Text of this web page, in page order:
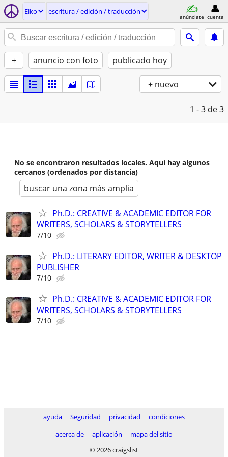
Elko escritura / edición / traducción
anúnciate cuenta
+ anuncio con foto publicado hoy
+ nuevo
1 - 3 de 3
No se encontraron resultados locales. Aquí hay algunos
cercanos (ordenados por distancia)
buscar una zona más amplia
Ph.D.: CREATIVE & ACADEMIC EDITOR FOR
WRITERS, SCHOLARS & STORYTELLERS
7/10
Ph.D.: LITERARY EDITOR, WRITER & DESKTOP
PUBLISHER
7/10
Ph.D.: CREATIVE & ACADEMIC EDITOR FOR
WRITERS, SCHOLARS & STORYTELLERS
7/10
ayuda Seguridad privacidad
condiciones
acerca de
aplicación
mapa del sitio
© 2026 craigslist